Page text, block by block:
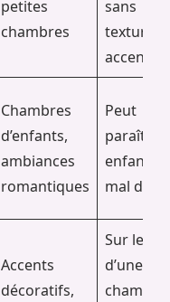
petites
chambres
sans
textures
accents
Chambres
d’enfants,
ambiances
romantiques
Peut
paraître
enfantin
mal dosé
Accents
décoratifs,
Sur les
d’une
chambre